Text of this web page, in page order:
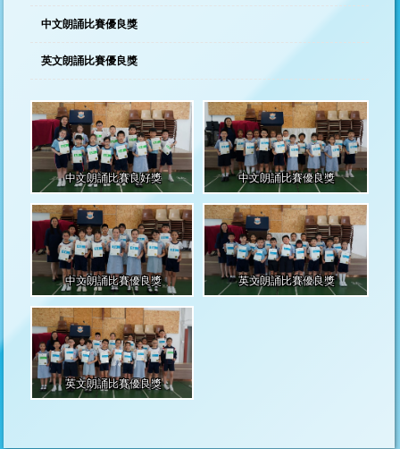
中文朗誦比賽優良獎
英文朗誦比賽優良獎
中文朗誦比賽良好獎 中文朗誦比賽優良獎
中文朗誦比賽優良獎 英文朗誦比賽優良獎
英文朗誦比賽優良獎